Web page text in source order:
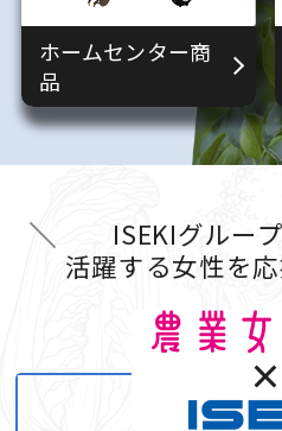
ホームセンター商
品
ISEKIグルー
活躍する女性を